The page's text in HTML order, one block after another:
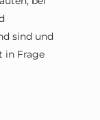
sind und
in Frage